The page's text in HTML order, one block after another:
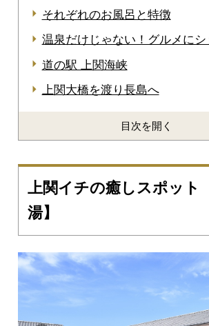
それぞれのお風呂と特徴
温泉だけじゃない！グルメにシ
道の駅 上関海峡
上関大橋を渡り長島へ
目次を開く
上関イチの癒しスポット
湯】